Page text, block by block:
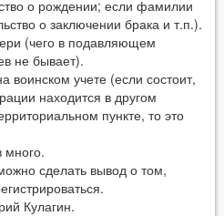
о рождении; если фамилии
о заключении брака и т.п.).
(чего в подавляющем
не бывает).
воинском учете (если состоит,
находится в другом
пункте, то это
много.
сделать вывод о том,
Кулагин.